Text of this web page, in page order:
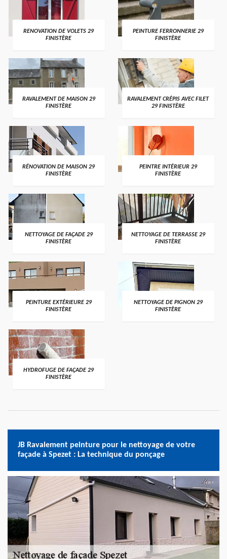
RENOVATION DE VOLETS 29
FINISTÈRE
PEINTURE FERRONNERIE 29
FINISTÈRE
RAVALEMENT DE MAISON 29
FINISTÈRE
RAVALEMENT CRÉPIS AVEC FILET
29 FINISTÈRE
RÉNOVATION DE MAISON 29
FINISTÈRE
PEINTRE INTÉRIEUR 29
FINISTÈRE
NETTOYAGE DE FAÇADE 29
FINISTÈRE
NETTOYAGE DE TERRASSE 29
FINISTÈRE
PEINTURE EXTÉRIEURE 29
FINISTÈRE
NETTOYAGE DE PIGNON 29
FINISTÈRE
HYDROFUGE DE FAÇADE 29
FINISTÈRE
JB Ravalement peinture pour le nettoyage de votre
façade à Spezet : La technique du ponçage